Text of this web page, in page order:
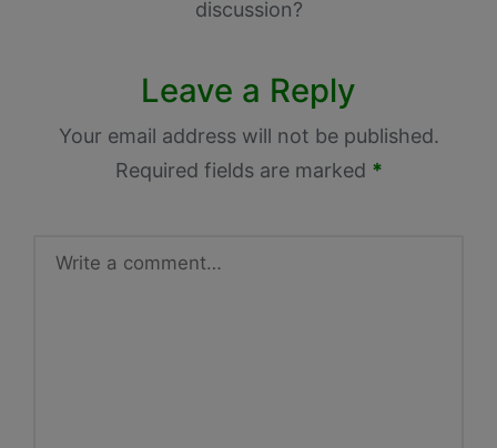
discussion?
Leave a Reply
Your email address will not be published.
Required fields are marked *